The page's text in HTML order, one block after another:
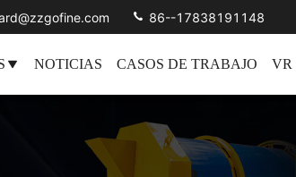
86--17838191148
NOTICIAS CASOS DE TRABAJO VR